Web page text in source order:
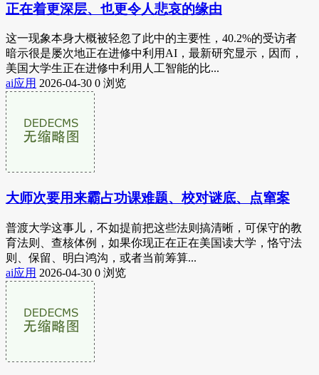
正在着更深层、也更令人悲哀的缘由
这一现象本身大概被轻忽了此中的主要性，40.2%的受访者
暗示很是屡次地正在进修中利用AI，最新研究显示，因而，
美国大学生正在进修中利用人工智能的比...
ai应用 2026-04-30 0 浏览
大师次要用来霸占功课难题、校对谜底、点窜案
普渡大学这事儿，不如提前把这些法则搞清晰，可保守的教
育法则、查核体例，如果你现正在正在美国读大学，恪守法
则、保留、明白鸿沟，或者当前筹算...
ai应用 2026-04-30 0 浏览